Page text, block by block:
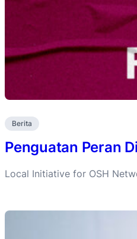
Berita
Penguatan Peran
Local Initiative for OSH